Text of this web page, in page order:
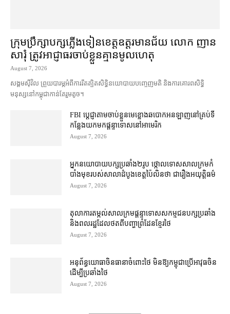
ក្រុមប្រឹក្សា​បក្ស​ភ្លើងទៀន​ខេត្ត​ឧត្ដរមានជ័យ លោក ញាន
សារុំ ត្រូវ​អាជ្ញាធរ​ចាប់ខ្លួន​គ្មាន​មូលហេតុ
August 7, 2026
សង្គម​ស៊ីវិល ព្រួយបារម្ភ​អំពី​ការ​រឹតត្បិត​សិទ្ធិ​នយោបាយ​បញ្ចេញមតិ និង​ការគោរព​សិទ្ធិ
មនុស្ស​នៅ​កម្ពុជា​កាន់តែ​រួម​តូច។
FBI ប្ដេជ្ញា​តាម​ចាប់ខ្លួន​មេខ្លោង​ឆបោក​អនឡាញ​នៅ​គ្រប់​ទី
កន្លែង​យក​មក​ផ្ដន្ទាទោស​នៅ​អាមេរិក
August 7, 2026
អ្នកនយោបាយ​បក្ស​ប្រឆាំង​២​រូប ថ្កោលទោស​សាលក្រម​កំ
បាំងមុខ​របស់​សាលាដំបូង​ខេត្ត​ប៉ៃលិន​ថា ជា​រឿង​អយុត្តិធម៌
August 7, 2026
តុលាការ​តម្កល់​សាលក្រម​ផ្ដន្ទាទោស​សកម្មជន​បក្ស​ប្រឆាំង​
និង​ពលរដ្ឋ​ដែល​ថត​ពី​បញ្ហា​ព្រំដែន​ខ្មែរ​ថៃ
August 7, 2026
អនុព័ន្ធយោធា​ចិន​ធានា​ចំពោះ​ថៃ មិន​ឱ្យ​កម្ពុជា​ប្រើ​អាវុធ​ចិន​
ដើម្បី​ប្រឆាំង​ថៃ ​
August 7, 2026